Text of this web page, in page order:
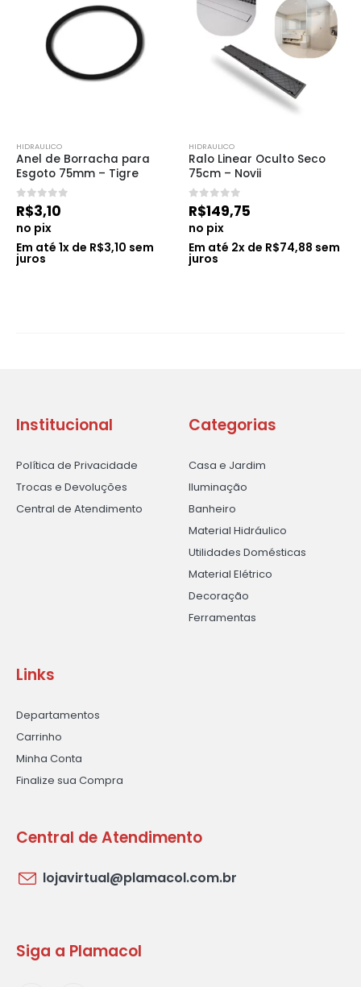
HIDRAULICO
Anel de Borracha para
Esgoto 75mm – Tigre
0de 5
R$3,10
no pix
Em até 1x de R$3,10 sem
juros
HIDRAULICO
Ralo Linear Oculto Seco
75cm – Novii
0de 5
R$149,75
no pix
Em até 2x de R$74,88 sem
juros
Institucional
Política de Privacidade
Trocas e Devoluções
Central de Atendimento
Categorias
Casa e Jardim
Iluminação
Banheiro
Material Hidráulico
Utilidades Domésticas
Material Elétrico
Decoração
Ferramentas
Links
Departamentos
Carrinho
Minha Conta
Finalize sua Compra
Central de Atendimento
lojavirtual@plamacol.com.br
Siga a Plamacol